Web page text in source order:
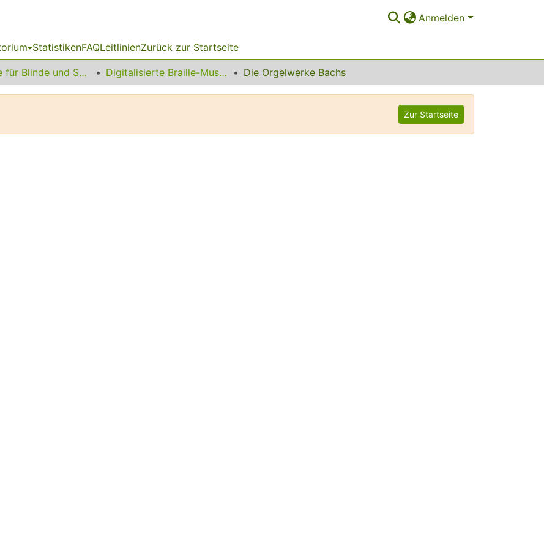
Anmelden
StatistikenFAQLeitlinienZurück zur Startseite
Service für Blinde und Sehbehinderte Digitalisierte Braille-Musik-Matrizen des VzfB Die Orgelwerke Bachs
Zur Startseite